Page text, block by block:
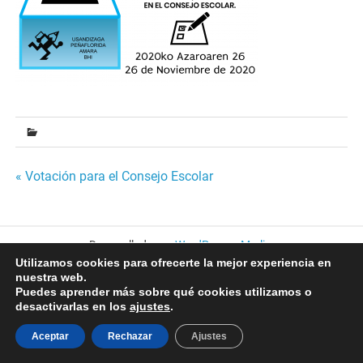
Navegación
entradas
« Votación para el Consejo Escolar
Desarrollado porWordPressyMerlin.
Utilizamos cookies para ofrecerte la mejor experiencia en
nuestra web.
Puedes aprender más sobre qué cookies utilizamos o
desactivarlas en los ajustes.
Aceptar Rechazar Ajustes